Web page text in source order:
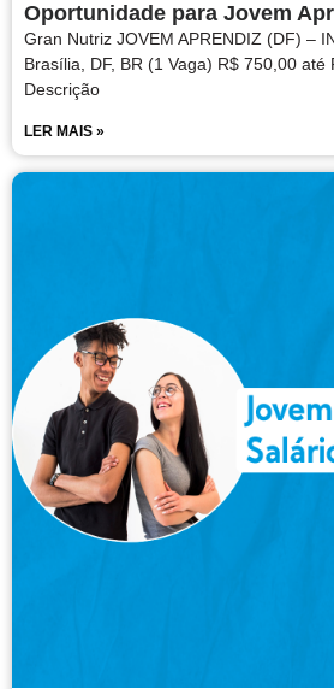
Oportunidade para Jovem
Gran Nutriz JOVEM APRENDIZ (DF) –
Brasília, DF, BR (1 Vaga) R$ 750,00 até
Descrição
LER MAIS »